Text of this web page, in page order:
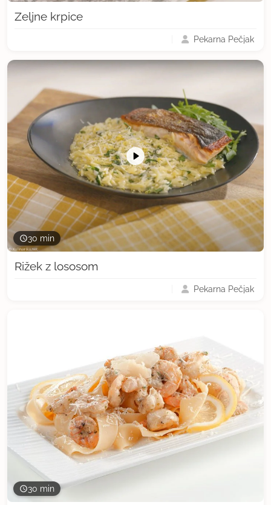
Zeljne krpice
Pekarna Pečjak
30 min
Rižek z lososom
Pekarna Pečjak
30 min